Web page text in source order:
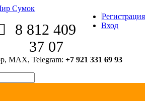
Регистрация
Вход
8 812 409
37 07
MAX, Telegram: +7 921 331 69 93